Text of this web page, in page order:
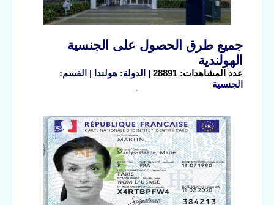
جميع طرق الحصول على الجنسية
الهولندية
عدد المشاهدات: 28891 | الدولة: هولندا | القسم:
الجنسية